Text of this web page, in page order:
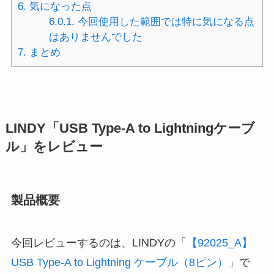
6. 気になった点
6.0.1. 今回使用した範囲では特に気になる点
はありませんでした
7. まとめ
LINDY「USB Type-A to Lightningケーブ
ル」をレビュー
製品概要
今回レビューするのは、LINDYの「
【92025_A】
USB Type-A to Lightning ケーブル（8ピン）
」で